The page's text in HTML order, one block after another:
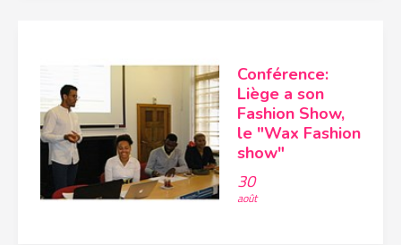
Conférence:
Liège a son
Fashion Show,
le "Wax Fashion
show"
30
août